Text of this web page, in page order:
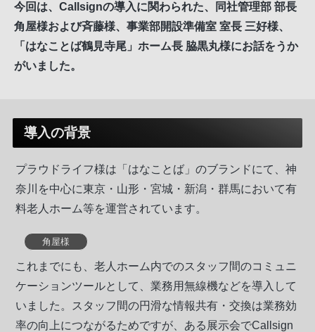
今回は、Callsignの導入に関わられた、同社管理部 部長
角屋様および斉藤様、事業部開設準備室 室長 三好様、
「はなことば鶴見寺尾」ホーム長 脇黒丸様にお話をうか
がいました。
導入の背景
プラウドライフ様は「はなことば」のブランドにて、神
奈川を中心に東京・山形・宮城・新潟・群馬において有
料老人ホーム等を運営されています。
角屋様
これまでにも、老人ホーム内でのスタッフ間のコミュニ
ケーションツールとして、業務用無線機などを導入して
いました。スタッフ間の円滑な情報共有・交換は業務効
率の向上につながるためですが、ある展示会でCallsign